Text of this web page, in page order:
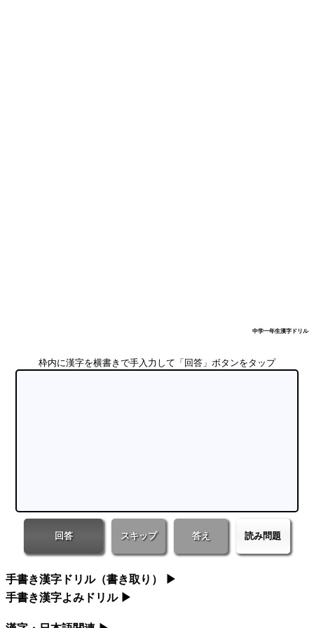
中学一年生漢字ドリル
枠内に漢字を横書きで手入力して「回答」ボタンをタップ
回答 スキップ 答え 読み問題
手書き漢字ドリル（書き取り） ▶
手書き漢字よみドリル ▶